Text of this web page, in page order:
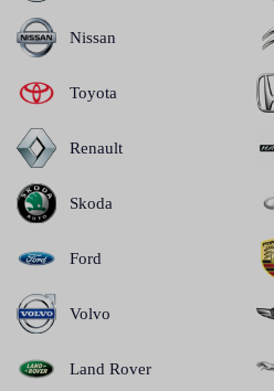
Nissan
Toyota
Renault
Skoda
Ford
Volvo
Land Rover